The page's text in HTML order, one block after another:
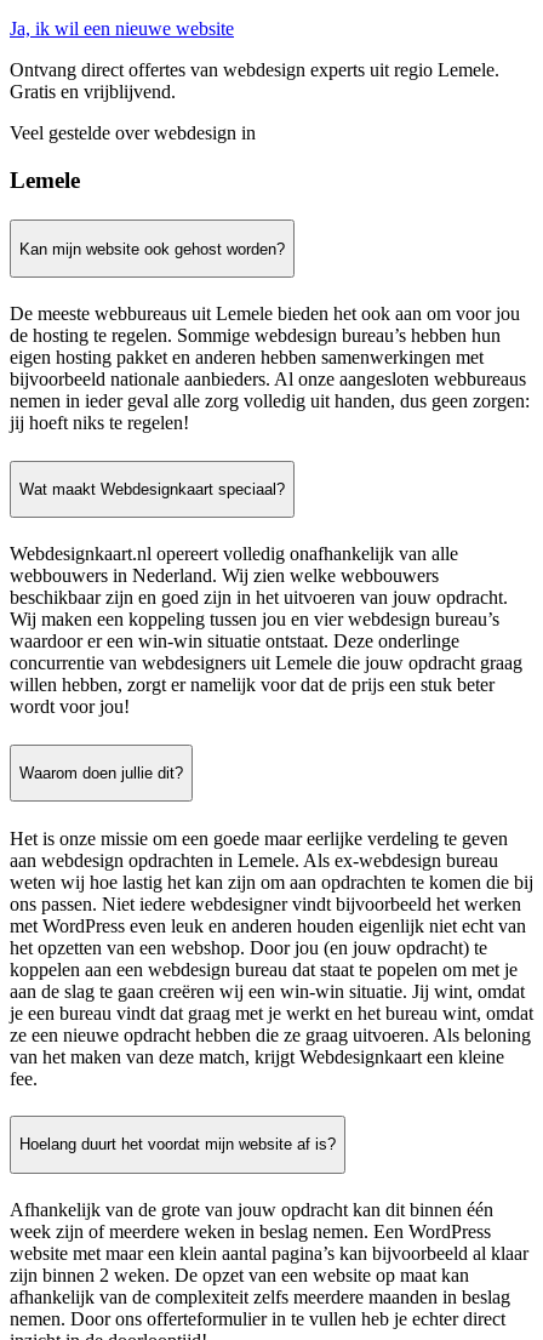
Ja, ik wil een nieuwe website
Ontvang direct offertes van webdesign experts uit regio Lemele.
Gratis en vrijblijvend.
Veel gestelde over webdesign in
Lemele
Kan mijn website ook gehost worden?
De meeste webbureaus uit Lemele bieden het ook aan om voor jou
de hosting te regelen. Sommige webdesign bureau’s hebben hun
eigen hosting pakket en anderen hebben samenwerkingen met
bijvoorbeeld nationale aanbieders. Al onze aangesloten webbureaus
nemen in ieder geval alle zorg volledig uit handen, dus geen zorgen:
jij hoeft niks te regelen!
Wat maakt Webdesignkaart speciaal?
Webdesignkaart.nl opereert volledig onafhankelijk van alle
webbouwers in Nederland. Wij zien welke webbouwers
beschikbaar zijn en goed zijn in het uitvoeren van jouw opdracht.
Wij maken een koppeling tussen jou en vier webdesign bureau’s
waardoor er een win-win situatie ontstaat. Deze onderlinge
concurrentie van webdesigners uit Lemele die jouw opdracht graag
willen hebben, zorgt er namelijk voor dat de prijs een stuk beter
wordt voor jou!
Waarom doen jullie dit?
Het is onze missie om een goede maar eerlijke verdeling te geven
aan webdesign opdrachten in Lemele. Als ex-webdesign bureau
weten wij hoe lastig het kan zijn om aan opdrachten te komen die bij
ons passen. Niet iedere webdesigner vindt bijvoorbeeld het werken
met WordPress even leuk en anderen houden eigenlijk niet echt van
het opzetten van een webshop. Door jou (en jouw opdracht) te
koppelen aan een webdesign bureau dat staat te popelen om met je
aan de slag te gaan creëren wij een win-win situatie. Jij wint, omdat
je een bureau vindt dat graag met je werkt en het bureau wint, omdat
ze een nieuwe opdracht hebben die ze graag uitvoeren. Als beloning
van het maken van deze match, krijgt Webdesignkaart een kleine
fee.
Hoelang duurt het voordat mijn website af is?
Afhankelijk van de grote van jouw opdracht kan dit binnen één
week zijn of meerdere weken in beslag nemen. Een WordPress
website met maar een klein aantal pagina’s kan bijvoorbeeld al klaar
zijn binnen 2 weken. De opzet van een website op maat kan
afhankelijk van de complexiteit zelfs meerdere maanden in beslag
nemen. Door ons offerteformulier in te vullen heb je echter direct